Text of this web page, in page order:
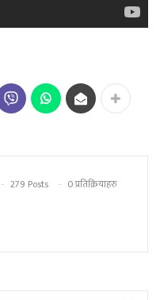
279 Posts 0 प्रतिक्रियाहरु